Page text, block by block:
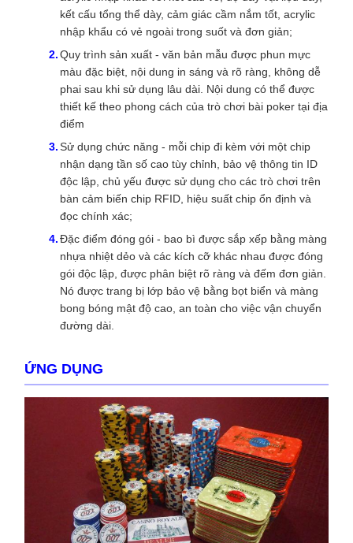
kết cấu tổng thể dày, cảm giác cầm nắm tốt, acrylic
nhập khẩu có vẻ ngoài trong suốt và đơn giản;
Quy trình sản xuất - văn bản mẫu được phun mực
màu đặc biệt, nội dung in sáng và rõ ràng, không dễ
phai sau khi sử dụng lâu dài. Nội dung có thể được
thiết kế theo phong cách của trò chơi bài poker tại địa
điểm
Sử dụng chức năng - mỗi chip đi kèm với một chip
nhận dạng tần số cao tùy chỉnh, bảo vệ thông tin ID
độc lập, chủ yếu được sử dụng cho các trò chơi trên
bàn cảm biến chip RFID, hiệu suất chip ổn định và
đọc chính xác;
Đặc điểm đóng gói - bao bì được sắp xếp bằng màng
nhựa nhiệt dẻo và các kích cỡ khác nhau được đóng
gói độc lập, được phân biệt rõ ràng và đếm đơn giản.
Nó được trang bị lớp bảo vệ bằng bọt biển và màng
bong bóng mật độ cao, an toàn cho việc vận chuyển
đường dài.
ỨNG DỤNG